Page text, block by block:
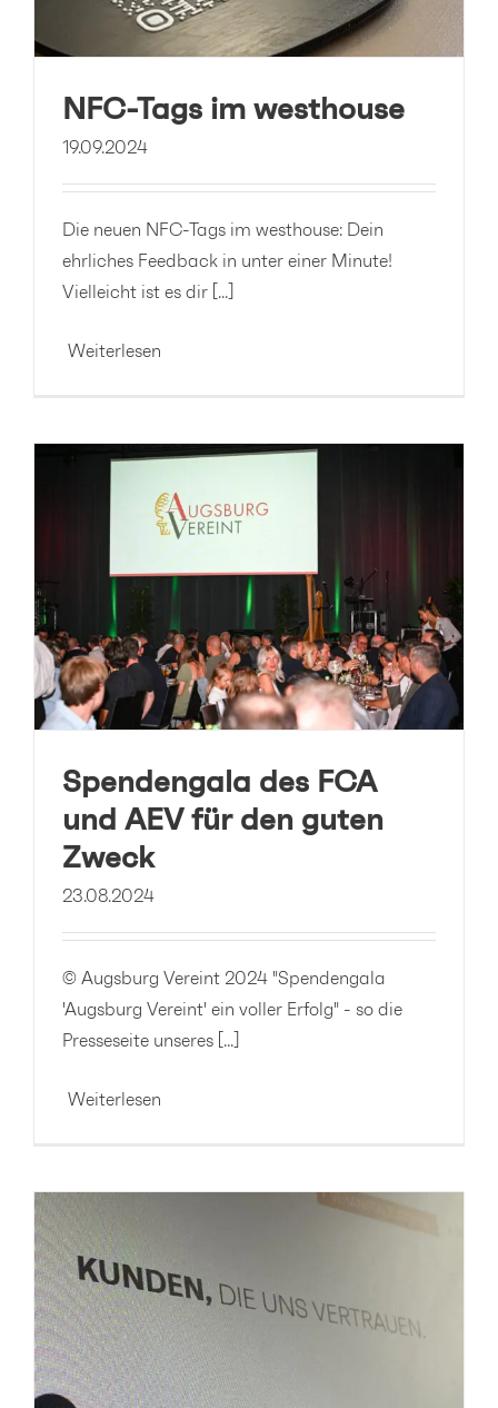
NFC-Tags im westhouse
19.09.2024
Die neuen NFC-Tags im westhouse: Dein
ehrliches Feedback in unter einer Minute!
Vielleicht ist es dir [...]
Weiterlesen
Spendengala des FCA
und AEV für den guten
Zweck
23.08.2024
© Augsburg Vereint 2024 "Spendengala
'Augsburg Vereint' ein voller Erfolg" - so die
Presseseite unseres [...]
Weiterlesen